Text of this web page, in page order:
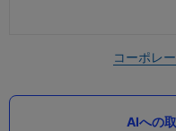
コーポレ
AIへの